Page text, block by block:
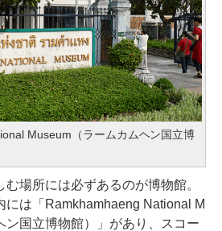
Museum（ラームカムヘン国立博
場所には必ずあるのが博物館。
には「Ramkhamhaeng National M
ン国立博物館）」があり、スコー